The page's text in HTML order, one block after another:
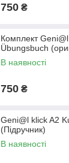
750 ₴
Комплект
Übungsbuch
В наявності
750 ₴
Geni@l klick A2
(Підручник)
В наявності